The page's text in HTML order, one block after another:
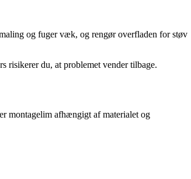
og fuger væk, og rengør overfladen for støv
risikerer du, at problemet vender tilbage.
montagelim afhængigt af materialet og